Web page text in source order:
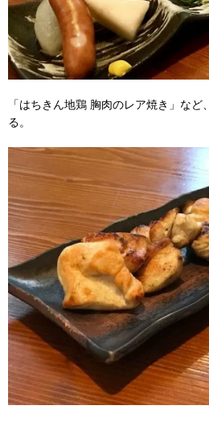
「はちきん地鶏 胸肉のレア焼き」な
る。